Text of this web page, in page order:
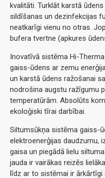
kvalitāti. Turklāt karstā
sildīšanas un dezinfekcijas
neatkarīgi vienu no otras.
bufera tvertne (apkures
Inovatīvā sistēma Hi-
gaiss-ūdens ar zemu
un karstā ūdens ražošanai
nodrošina augstu ražīgumu
temperatūrām. Absolūts
ekoloģiski tīrai darbībai.
Siltumsūkņa sistēma gaiss-
elektroenerģijas daudzumu,
gaisa un piegādā lielu
jauda ir vairākas reizēs
līdz ar to sistēmai ir